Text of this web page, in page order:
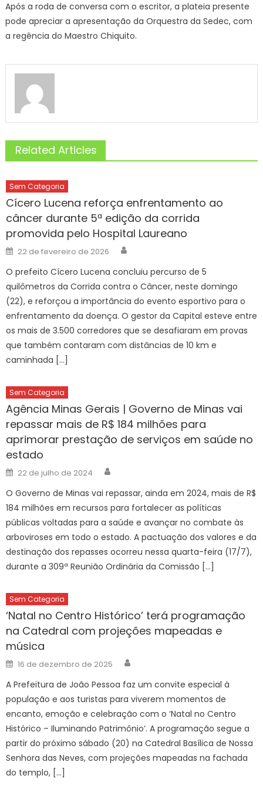
Após a roda de conversa com o escritor, a plateia presente
pode apreciar a apresentação da Orquestra da Sedec, com
a regência do Maestro Chiquito.
Related Articles
Sem Categoria
Cícero Lucena reforça enfrentamento ao
câncer durante 5ª edição da corrida
promovida pelo Hospital Laureano
Posted
on
22 de fevereiro de 2026
O prefeito Cícero Lucena concluiu percurso de 5
quilômetros da Corrida contra o Câncer, neste domingo
(22), e reforçou a importância do evento esportivo para o
enfrentamento da doença. O gestor da Capital esteve entre
os mais de 3.500 corredores que se desafiaram em provas
que também contaram com distâncias de 10 km e
caminhada […]
Sem Categoria
Agência Minas Gerais | Governo de Minas vai
repassar mais de R$ 184 milhões para
aprimorar prestação de serviços em saúde no
estado
Posted
on
22 de julho de 2024
O Governo de Minas vai repassar, ainda em 2024, mais de R$
184 milhões em recursos para fortalecer as políticas
públicas voltadas para a saúde e avançar no combate às
arboviroses em todo o estado. A pactuação dos valores e da
destinação dos repasses ocorreu nessa quarta-feira (17/7),
durante a 309ª Reunião Ordinária da Comissão […]
Sem Categoria
‘Natal no Centro Histórico’ terá programação
na Catedral com projeções mapeadas e
música
Posted
on
16 de dezembro de 2025
A Prefeitura de João Pessoa faz um convite especial à
população e aos turistas para viverem momentos de
encanto, emoção e celebração com o ‘Natal no Centro
Histórico – Iluminando Patrimônio’. A programação segue a
partir do próximo sábado (20) na Catedral Basílica de Nossa
Senhora das Neves, com projeções mapeadas na fachada
do templo, […]